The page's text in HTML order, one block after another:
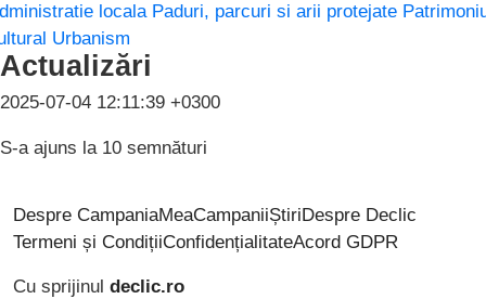
locala Paduri, parcuri si arii protejate
Urbanism
Actualizări
2025-07-04 12:11:39 +0300
S-a ajuns la 10 semnături
Despre CampaniaMeaCampaniiȘtiriDespre Declic
Termeni și CondițiiConfidențialitateAcord GDPR
Cu sprijinul declic.ro